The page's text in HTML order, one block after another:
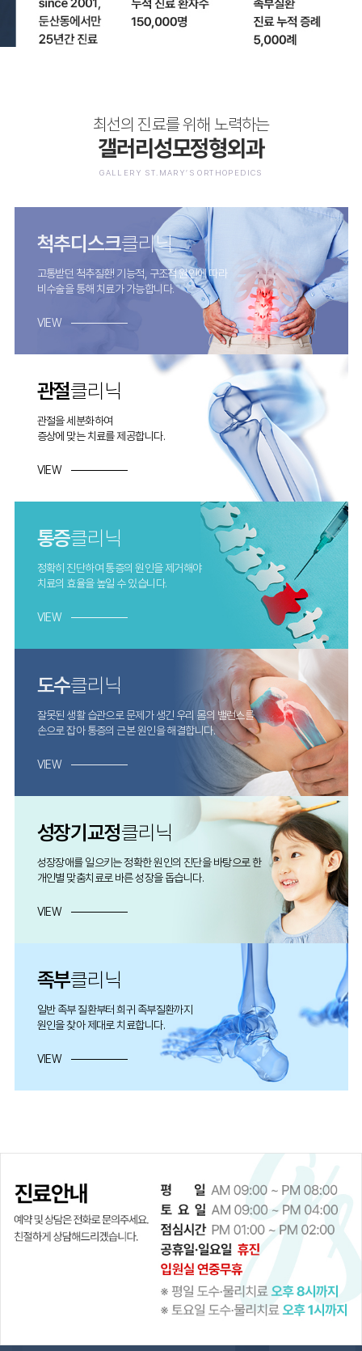
최선의 진료를 위해 노력하는
갤러리성모정형외과
GALLERY ST.MARY’S ORTHOPEDICS
척추디스크클리닉
고통받던 척추질환! 기능적, 구조적 원인에 따라
비수술을 통해 치료가 가능합니다.
VIEW
관절클리닉
관절을 세분화하여
증상에 맞는 치료를 제공합니다.
VIEW
통증클리닉
정확히 진단하여 통증의 원인을 제거해야
치료의 효율을 높일 수 있습니다.
VIEW
도수클리닉
잘못된 생활 습관으로 문제가 생긴 우리 몸의 밸런스를
손으로 잡아 통증의 근본 원인을 해결합니다.
VIEW
성장기교정클리닉
성장장애를 일으키는 정확한 원인의 진단을 바탕으로 한
개인별 맞춤치료로 바른 성장을 돕습니다.
VIEW
족부클리닉
일반 족부 질환부터 희귀 족부질환까지
원인을 찾아 제대로 치료합니다.
VIEW